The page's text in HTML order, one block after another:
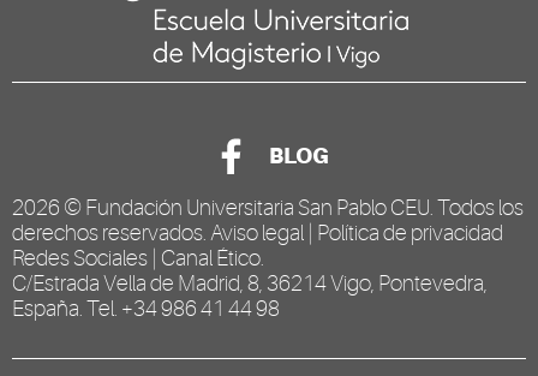
BLOG
2026 © Fundación Universitaria San Pablo CEU . Todos los
derechos reservados. Aviso legal
Política de privacidad
Redes Sociales Canal Ético
C/Estrada Vella de Madrid, 8, 36214 Vigo, Pontevedra,
España. Tel. +34 986 41 44 98